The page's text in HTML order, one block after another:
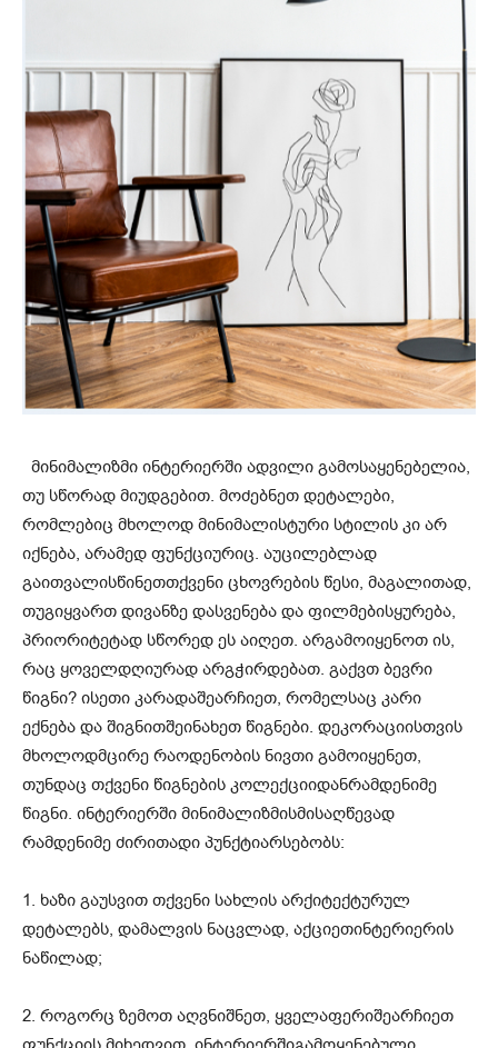
მინიმალიზმი ინტერიერში ადვილი გამოსაყენებელია,
თუ სწორად მიუდგებით. მოძებნეთ დეტალები,
რომლებიც მხოლოდ მინიმალისტური სტილის კი არ
იქნება, არამედ ფუნქციურიც. აუცილებლად
გაითვალისწინეთთქვენი ცხოვრების წესი, მაგალითად,
თუგიყვართ დივანზე დასვენება და ფილმებისყურება,
პრიორიტეტად სწორედ ეს აიღეთ. არგამოიყენოთ ის,
რაც ყოველდღიურად არგჭირდებათ. გაქვთ ბევრი
წიგნი? ისეთი კარადაშეარჩიეთ, რომელსაც კარი
ექნება და შიგნითშეინახეთ წიგნები. დეკორაციისთვის
მხოლოდმცირე რაოდენობის ნივთი გამოიყენეთ,
თუნდაც თქვენი წიგნების კოლექციიდანრამდენიმე
წიგნი. ინტერიერში მინიმალიზმისმისაღწევად
რამდენიმე ძირითადი პუნქტიარსებობს:
1. ხაზი გაუსვით თქვენი სახლის არქიტექტურულ
დეტალებს, დამალვის ნაცვლად, აქციეთინტერიერის
ნაწილად;
2. როგორც ზემოთ აღვნიშნეთ, ყველაფერიშეარჩიეთ